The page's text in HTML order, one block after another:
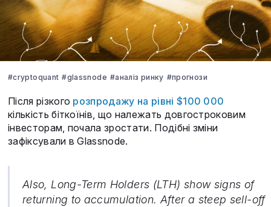
#cryptoquant #glassnode #аналіз ринку #прогнози
Після різкого розпродажу на рівні $100 000
кількість біткоїнів, що належать довгостроковим
інвесторам, почала зростати. Подібні зміни
зафіксували в Glassnode.
Also, Long-Term Holders (LTH) show signs of
returning to accumulation. After a steep sell-off